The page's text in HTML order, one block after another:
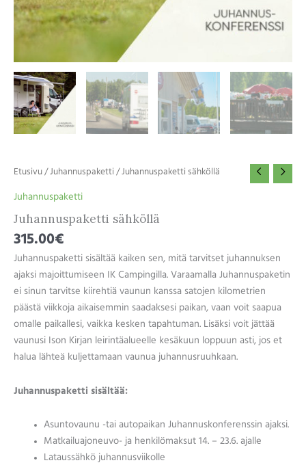
Etusivu /Juhannuspaketti / Juhannuspaketti sähköllä
Juhannuspaketti
Juhannuspaketti sähköllä
315.00€
Juhannuspaketti sisältää kaiken sen, mitä tarvitset juhannuksen
ajaksi majoittumiseen IK Campingilla. Varaamalla Juhannuspaketin
ei sinun tarvitse kiirehtiä vaunun kanssa satojen kilometrien
päästä viikkoja aikaisemmin saadaksesi paikan, vaan voit saapua
omalle paikallesi, vaikka kesken tapahtuman. Lisäksi voit jättää
vaunusi Ison Kirjan leirintäalueelle kesäkuun loppuun asti, jos et
halua lähteä kuljettamaan vaunua juhannusruuhkaan.
Juhannuspaketti sisältää:
Asuntovaunu -tai autopaikan Juhannuskonferenssin ajaksi.
Matkailuajoneuvo- ja henkilömaksut 14. – 23.6. ajalle
Lataussähkö juhannusviikolle